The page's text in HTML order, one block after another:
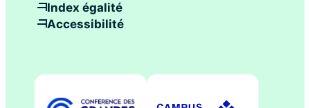
Index égalité
Accessibilité